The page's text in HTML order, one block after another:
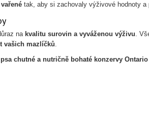
tak, aby si zachovaly výživové hodnoty a
na kvalitu surovin a vyváženou výživu.
vašich mazlíčků.
chutné a nutričně bohaté konzervy